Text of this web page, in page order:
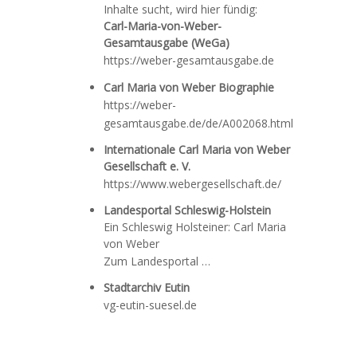
Inhalte sucht, wird hier fündig:
Carl-Maria-von-Weber-
Gesamtausgabe (WeGa)
https://weber-gesamtausgabe.de
Carl Maria von Weber Biographie
https://weber-
gesamtausgabe.de/de/A002068.html
Internationale Carl Maria von Weber
Gesellschaft e. V.
https://www.webergesellschaft.de/
Landesportal Schleswig-Holstein
Ein Schleswig Holsteiner: Carl Maria
von Weber
Zum Landesportal …
Stadtarchiv Eutin
vg-eutin-suesel.de